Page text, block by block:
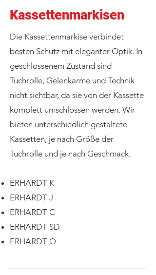
Kassettenmarkisen
Die Kassettenmarkise verbindet
besten Schutz mit eleganter Optik. In
geschlossenem Zustand sind
Tuchrolle, Gelenkarme und Technik
nicht sichtbar, da sie von der Kassette
komplett umschlossen werden. Wir
bieten unterschiedlich gestaltete
Kassetten, je nach Größe der
Tuchrolle und je nach Geschmack.
ERHARDT K
ERHARDT J
ERHARDT C
ERHARDT SD
ERHARDT Q